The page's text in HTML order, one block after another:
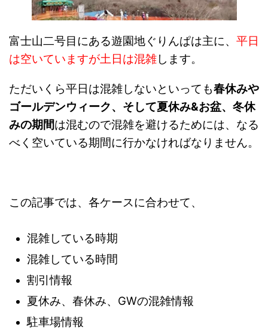
富士山二号目にある遊園地ぐりんぱは主に、 平日
は空いていますが土日は混雑します。
ただいくら平日は混雑しないといっても春休みや
ゴールデンウィーク、そして夏休み&お盆、冬休
みの期間は混むので混雑を避けるためには、なる
べく空いている期間に行かなければなりません。
この記事では、各ケースに合わせて、
混雑している時期
混雑している時間
割引情報
夏休み、春休み、GWの混雑情報
駐車場情報